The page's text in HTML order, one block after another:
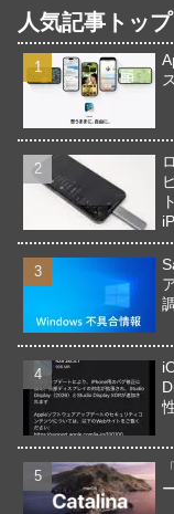
人気記事トップ